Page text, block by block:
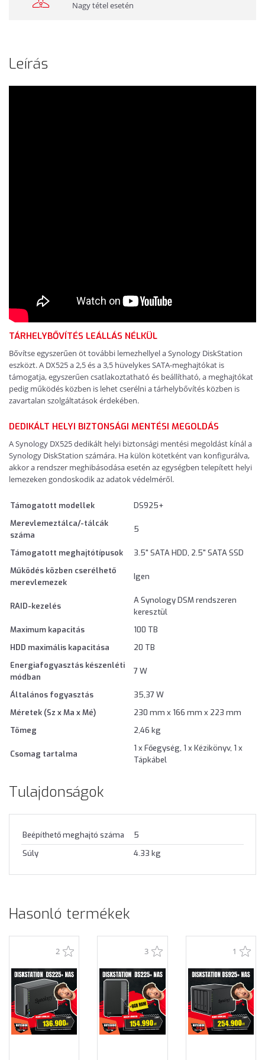
Nagy tétel esetén
Leírás
TÁRHELYBŐVÍTÉS LEÁLLÁS NÉLKÜL
Bővítse egyszerűen öt további lemezhellyel a Synology DiskStation
eszközt. A DX525 a 2,5 és a 3,5 hüvelykes SATA-meghajtókat is
támogatja, egyszerűen csatlakoztatható és beállítható, a meghajtókat
pedig működés közben is lehet cserélni a tárhelybővítés közben is
zavartalan szolgáltatások érdekében.
DEDIKÁLT HELYI BIZTONSÁGI MENTÉSI MEGOLDÁS
A Synology DX525 dedikált helyi biztonsági mentési megoldást kínál a
Synology DiskStation számára. Ha külön kötetként van konfigurálva,
akkor a rendszer meghibásodása esetén az egységben telepített helyi
lemezeken gondoskodik az adatok védelméről.
Támogatott modellek
DS925+
Merevlemeztálca/-tálcák
száma
5
Támogatott meghajtótípusok
3.5" SATA HDD, 2.5" SATA SSD
Működés közben cserélhető
merevlemezek
Igen
RAID-kezelés
A Synology DSM rendszeren
keresztül
Maximum kapacitás
100 TB
HDD maximális kapacitása
20 TB
Energiafogyasztás készenléti
módban
7 W
Általános fogyasztás
35,37 W
Méretek (Sz x Ma x Mé)
230 mm x 166 mm x 223 mm
Tömeg
2,46 kg
Csomag tartalma
1 x Főegység, 1 x Kézikönyv, 1 x
Tápkábel
Tulajdonságok
Beépíthető meghajtó száma
5
Súly
4.33 kg
Hasonló termékek
2 3 1